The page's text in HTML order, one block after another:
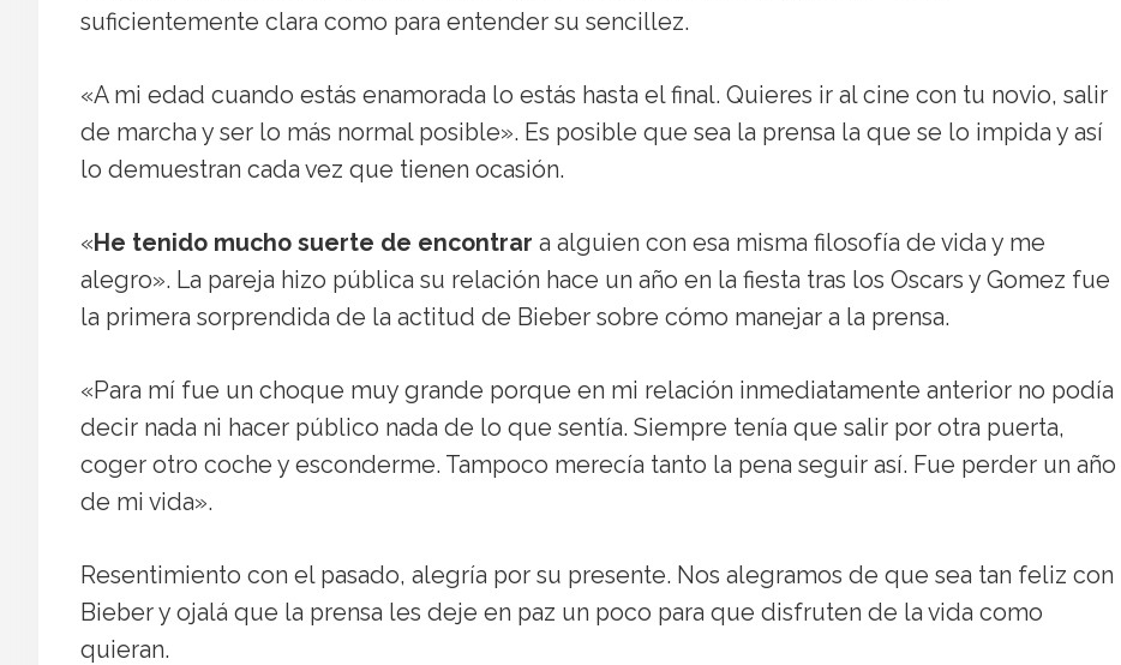
suficientemente clara como para entender su sencillez.
«A mi edad cuando estás enamorada lo estás hasta el final. Quieres ir al cine con tu novio, salir
de marcha y ser lo más normal posible». Es posible que sea la prensa la que se lo impida y así
lo demuestran cada vez que tienen ocasión.
«He tenido mucho suerte de encontrar a alguien con esa misma filosofía de vida y me
alegro». La pareja hizo pública su relación hace un año en la fiesta tras los Oscars y Gomez fue
la primera sorprendida de la actitud de Bieber sobre cómo manejar a la prensa.
«Para mí fue un choque muy grande porque en mi relación inmediatamente anterior no podía
decir nada ni hacer público nada de lo que sentía. Siempre tenía que salir por otra puerta,
coger otro coche y esconderme. Tampoco merecía tanto la pena seguir así. Fue perder un año
de mi vida».
Resentimiento con el pasado, alegría por su presente. Nos alegramos de que sea tan feliz con
Bieber y ojalá que la prensa les deje en paz un poco para que disfruten de la vida como
quieran.